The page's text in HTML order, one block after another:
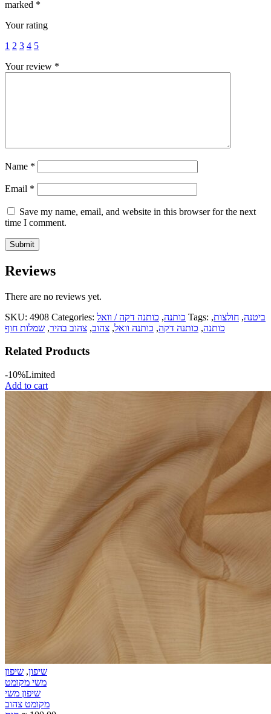
marked *
Your rating
1 2 3 4 5
Your review *
Name *
Email *
Save my name, email, and website in this browser for the next
time I comment.
Reviews
There are no reviews yet.
SKU: 4908 Categories: כותנה, כותנה דקה / וואל Tags: ביטנה, חולצות,
כותנה, כותנה דקה, כותנה וואל, צהוב, צהוב בהיר, שמלות חוף
Related Products
-10%Limited
Add to cart
שיפון, שיפון
משי מקומט
שיפון משי
מקומט צהוב